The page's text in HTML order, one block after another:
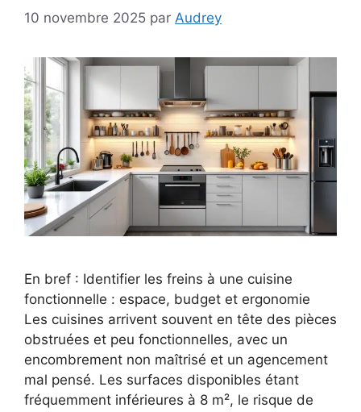
10 novembre 2025 par Audrey
En bref : Identifier les freins à une cuisine
fonctionnelle : espace, budget et ergonomie
Les cuisines arrivent souvent en tête des pièces
obstruées et peu fonctionnelles, avec un
encombrement non maîtrisé et un agencement
mal pensé. Les surfaces disponibles étant
fréquemment inférieures à 8 m², le risque de